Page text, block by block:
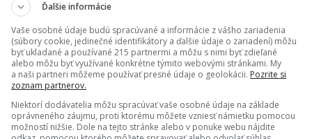
Ďalšie informácie
Vaše osobné údaje budú spracúvané a informácie z vášho zariadenia
(súbory cookie, jedinečné identifikátory a ďalšie údaje o zariadení) môžu
byť ukladané a používané 215 partnermi a môžu s nimi byť zdieľané
alebo môžu byť využívané konkrétne týmito webovými stránkami. My
a naši partneri môžeme používať presné údaje o geolokácii. Pozrite si
zoznam partnerov.
Niektorí dodávatelia môžu spracúvať vaše osobné údaje na základe
oprávneného záujmu, proti ktorému môžete vzniesť námietku pomocou
možností nižšie. Dole na tejto stránke alebo v ponuke webu nájdite